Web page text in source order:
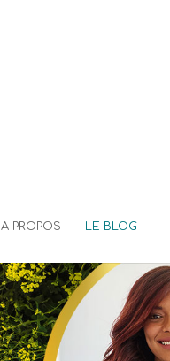
A PROPOS LE BLOG